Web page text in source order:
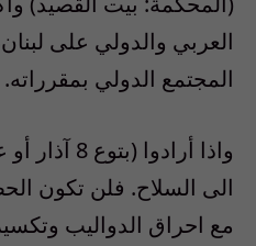
العربي والدولي على
المجتمع الدولي بمقرراته.
واذا أرادوا
الى السلاح. فلن تكون
مع احراق الدواليب